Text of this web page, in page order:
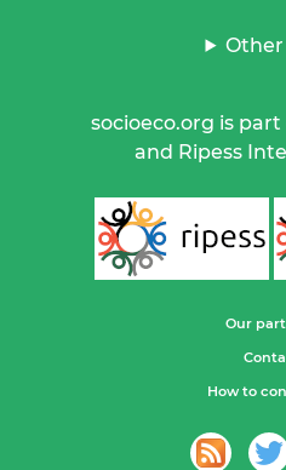
socioeco.org is
and Ripess
Our
How to